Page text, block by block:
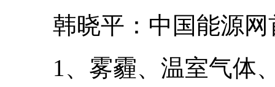
韩晓平：中国能源网
1、雾霾、温室气体、